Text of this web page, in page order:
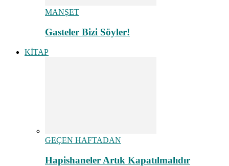
MANŞET
Gasteler Bizi Söyler!
KİTAP
GEÇEN HAFTADAN
Hapishaneler Artık Kapatılmalıdır